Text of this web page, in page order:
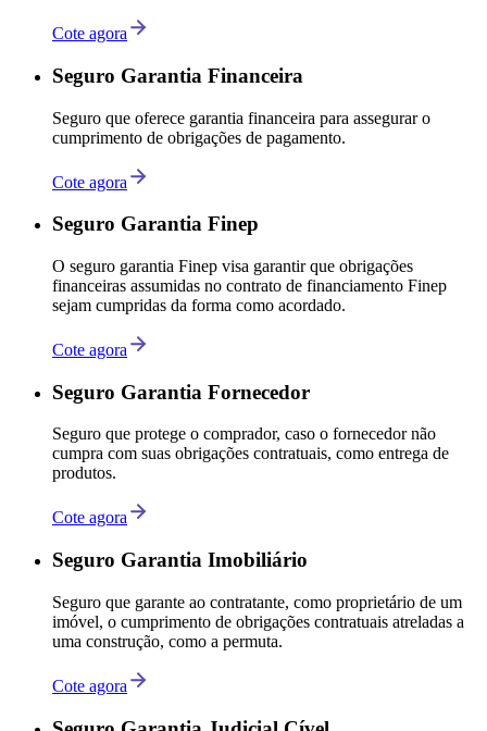
Cote agora
Seguro Garantia Financeira
Seguro que oferece garantia financeira para assegurar o
cumprimento de obrigações de pagamento.
Cote agora
Seguro Garantia Finep
O seguro garantia Finep visa garantir que obrigações
financeiras assumidas no contrato de financiamento Finep
sejam cumpridas da forma como acordado.
Cote agora
Seguro Garantia Fornecedor
Seguro que protege o comprador, caso o fornecedor não
cumpra com suas obrigações contratuais, como entrega de
produtos.
Cote agora
Seguro Garantia Imobiliário
Seguro que garante ao contratante, como proprietário de um
imóvel, o cumprimento de obrigações contratuais atreladas a
uma construção, como a permuta.
Cote agora